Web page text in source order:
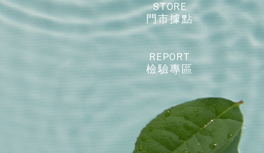
STORE
門市據點
REPORT
檢驗專區